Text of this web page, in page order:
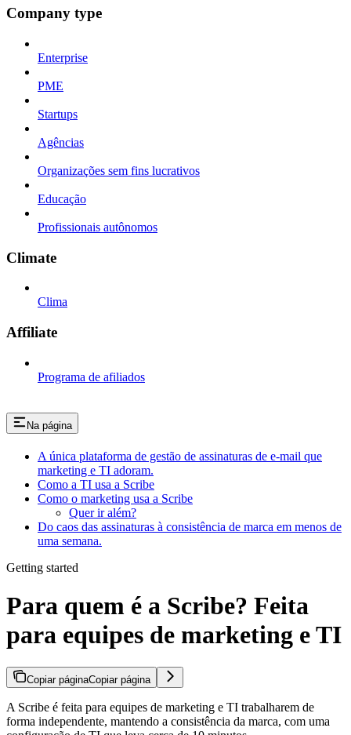
Company type
Enterprise
PME
Startups
Agências
Organizações sem fins lucrativos
Educação
Profissionais autônomos
Climate
Clima
Affiliate
Programa de afiliados
Na página
A única plataforma de gestão de assinaturas de e-mail que
marketing e TI adoram.
Como a TI usa a Scribe
Como o marketing usa a Scribe
Quer ir além?
Do caos das assinaturas à consistência de marca em menos de
uma semana.
Getting started
Para quem é a Scribe? Feita
para equipes de marketing e TI
Copiar páginaCopiar página
A Scribe é feita para equipes de marketing e TI trabalharem de
forma independente, mantendo a consistência da marca, com uma